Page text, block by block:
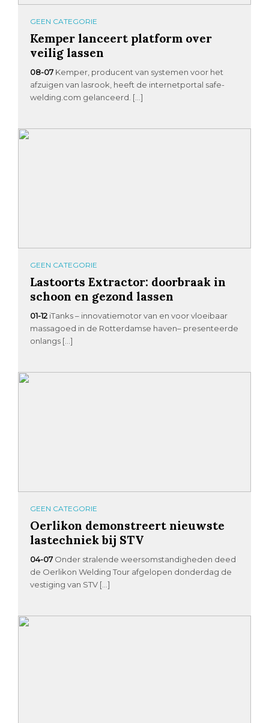
GEEN CATEGORIE
Kemper lanceert platform over
veilig lassen
08-07 Kemper, producent van systemen voor het
afzuigen van lasrook, heeft de internetportal safe-
welding.com gelanceerd. […]
GEEN CATEGORIE
Lastoorts Extractor: doorbraak in
schoon en gezond lassen
01-12 iTanks – innovatiemotor van en voor vloeibaar
massagoed in de Rotterdamse haven– presenteerde
onlangs […]
GEEN CATEGORIE
Oerlikon demonstreert nieuwste
lastechniek bij STV
04-07 Onder stralende weersomstandigheden deed
de Oerlikon Welding Tour afgelopen donderdag de
vestiging van STV […]